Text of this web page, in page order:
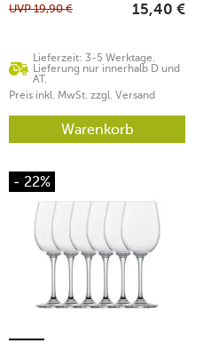
Lieferzeit: 3-5 Werktage.
Lieferung nur innerhalb D und
AT.
UVP19,90 € 15,40 €
Preis inkl. MwSt. zzgl. Versand
Warenkorb
- 22%